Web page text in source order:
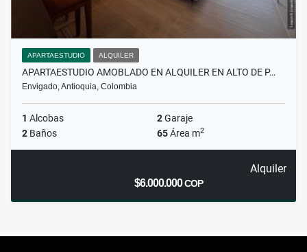
APARTAESTUDIO ALQUILER
APARTAESTUDIO AMOBLADO EN ALQUILER EN ALTO DE P…
Envigado, Antioquia, Colombia
1 Alcobas 2Garaje
2 Baños 65Área m2
Alquiler
$6.000.000COP